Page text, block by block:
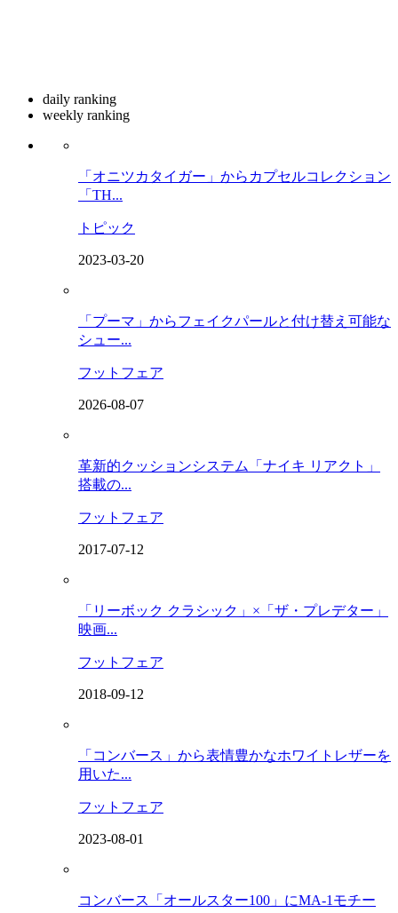
daily ranking
weekly ranking
「オニツカタイガー」からカプセルコレクション
「TH...
トピック
2023-03-20
「プーマ」からフェイクパールと付け替え可能な
シュー...
フットフェア
2026-08-07
革新的クッションシステム「ナイキ リアクト」
搭載の...
フットフェア
2017-07-12
「リーボック クラシック」×「ザ・プレデター」
映画...
フットフェア
2018-09-12
「コンバース」から表情豊かなホワイトレザーを
用いた...
フットフェア
2023-08-01
コンバース「オールスター100」にMA-1モチー